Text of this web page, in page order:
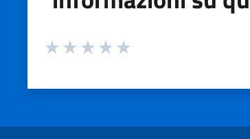
Valuta da 1 a 5 stelle la pagina